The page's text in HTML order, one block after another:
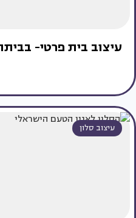
עיצוב בית פרטי-
עיצוב סלון